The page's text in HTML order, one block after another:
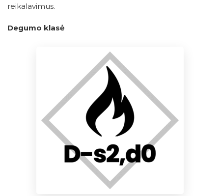
reikalavimus.
Degumo klasė